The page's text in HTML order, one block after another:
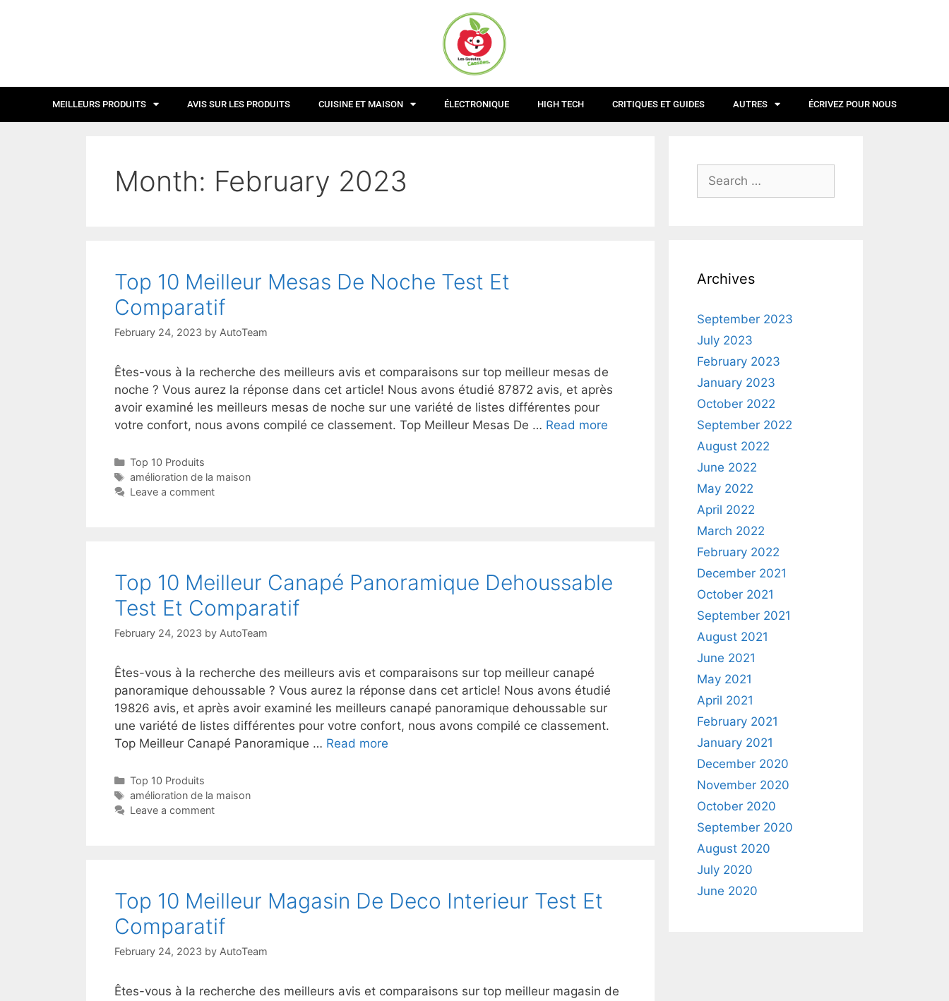
MEILLEURS PRODUITS AVIS SUR LES PRODUITS CUISINE ET MAISON ÉLECTRONIQUE HIGH TECH CRITIQUES ET GUIDES AUTRES ÉCRIVEZ POUR NOUS
Month: February 2023
Top 10 Meilleur Mesas De Noche Test Et
Comparatif
February 24, 2023 by AutoTeam
Êtes-vous à la recherche des meilleurs avis et comparaisons sur top meilleur mesas de
noche ? Vous aurez la réponse dans cet article! Nous avons étudié 87872 avis, et après
avoir examiné les meilleurs mesas de noche sur une variété de listes différentes pour
votre confort, nous avons compilé ce classement. Top Meilleur Mesas De … Read more
Top 10 Produits
amélioration de la maison
Leave a comment
Top 10 Meilleur Canapé Panoramique Dehoussable
Test Et Comparatif
February 24, 2023 by AutoTeam
Êtes-vous à la recherche des meilleurs avis et comparaisons sur top meilleur canapé
panoramique dehoussable ? Vous aurez la réponse dans cet article! Nous avons étudié
19826 avis, et après avoir examiné les meilleurs canapé panoramique dehoussable sur
une variété de listes différentes pour votre confort, nous avons compilé ce classement.
Top Meilleur Canapé Panoramique … Read more
Top 10 Produits
amélioration de la maison
Leave a comment
Top 10 Meilleur Magasin De Deco Interieur Test Et
Comparatif
February 24, 2023 by AutoTeam
Êtes-vous à la recherche des meilleurs avis et comparaisons sur top meilleur magasin de
Archives
September 2023
July 2023
February 2023
January 2023
October 2022
September 2022
August 2022
June 2022
May 2022
April 2022
March 2022
February 2022
December 2021
October 2021
September 2021
August 2021
June 2021
May 2021
April 2021
February 2021
January 2021
December 2020
November 2020
October 2020
September 2020
August 2020
July 2020
June 2020